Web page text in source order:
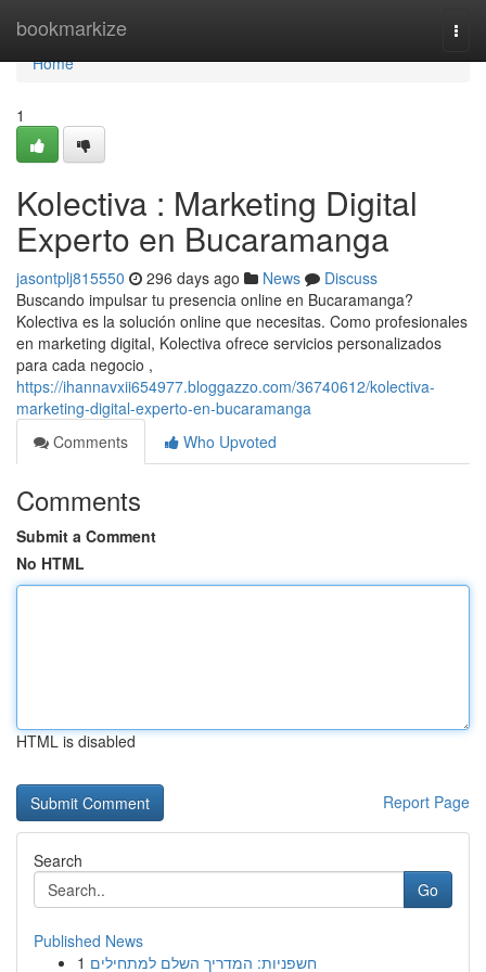
bookmarkize
Home
Home
1
Kolectiva : Marketing Digital
Experto en Bucaramanga
jasontplj815550 296 days ago News
Discuss
Buscando impulsar tu presencia online en Bucaramanga?
Kolectiva es la solución online que necesitas. Como profesionales
en marketing digital, Kolectiva ofrece servicios personalizados
para cada negocio ,
https://ihannavxii654977.bloggazzo.com/36740612/kolectiva-
marketing-digital-experto-en-bucaramanga
Comments
Who Upvoted
Comments
Submit a Comment
No HTML
HTML is disabled
Report Page
Search
Go
Published News
1 חשפניות: המדריך השלם למתחילים